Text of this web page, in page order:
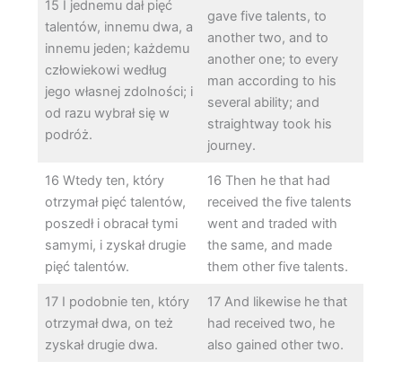
15 I jednemu dał pięć
talentów, innemu dwa, a
innemu jeden; każdemu
człowiekowi według
jego własnej zdolności; i
od razu wybrał się w
podróż.
gave five talents, to
another two, and to
another one; to every
man according to his
several ability; and
straightway took his
journey.
16 Wtedy ten, który
otrzymał pięć talentów,
poszedł i obracał tymi
samymi, i zyskał drugie
pięć talentów.
16 Then he that had
received the five talents
went and traded with
the same, and made
them other five talents.
17 I podobnie ten, który
otrzymał dwa, on też
zyskał drugie dwa.
17 And likewise he that
had received two, he
also gained other two.